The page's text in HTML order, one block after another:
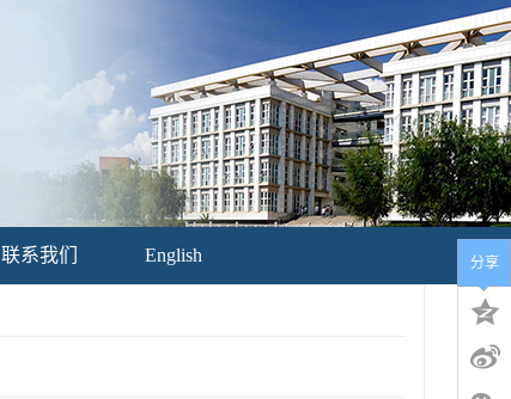
联系我们 English 分享